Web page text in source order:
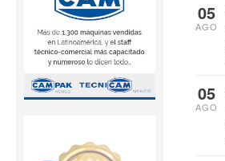
05
AGO
05
AGO